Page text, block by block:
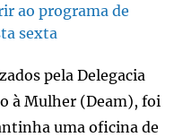
ao programa de
sexta
pela Delegacia
à Mulher (Deam), foi
uma oficina de